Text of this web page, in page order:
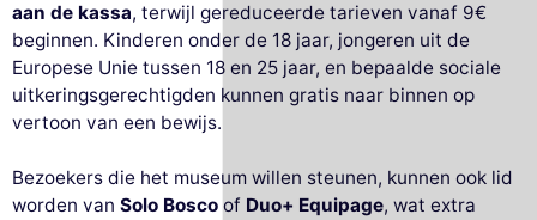
aan de kassa, terwijl gereduceerde tarieven vanaf 9€
beginnen. Kinderen onder de 18 jaar, jongeren uit de
Europese Unie tussen 18 en 25 jaar, en bepaalde sociale
uitkeringsgerechtigden kunnen gratis naar binnen op
vertoon van een bewijs.
Bezoekers die het museum willen steunen, kunnen ook lid
worden van Solo Bosco of Duo+ Equipage, wat extra